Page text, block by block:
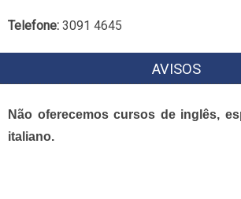
Telefone: 3091 4645
AVISOS
Não oferecemos cursos de inglês,
italiano.